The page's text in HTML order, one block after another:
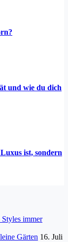
und wie du dich
ist, sondern
immer
Gärten 16. Juli